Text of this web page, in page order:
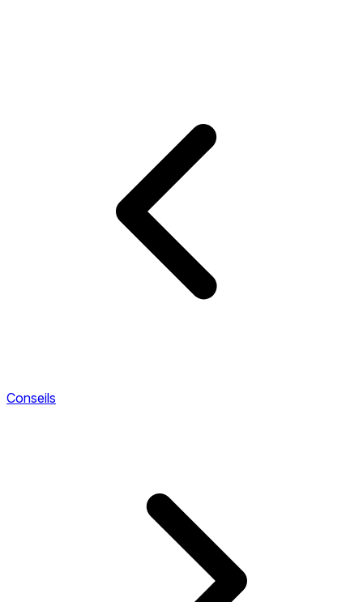
Conseils